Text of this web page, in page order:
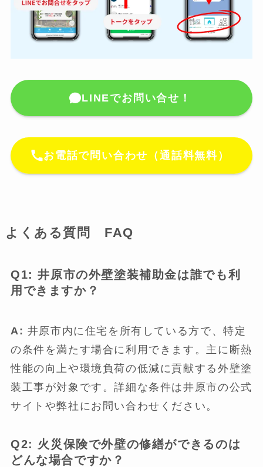
LINEでお問い合せ！
お電話で問い合わせ（通話料無料）
よくある質問 FAQ
Q1: 井原市の外壁塗装補助金は誰でも利
用できますか？
A: 井原市内に住宅を所有している方で、特定
の条件を満たす場合に利用できます。主に断熱
性能の向上や環境負荷の低減に貢献する外壁塗
装工事が対象です。詳細な条件は井原市の公式
サイトや弊社にお問い合わせください。
Q2: 火災保険で外壁の修繕ができるのは
どんな場合ですか？